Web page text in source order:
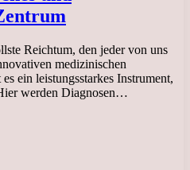
Reichtum, den jeder von uns
medizinischen
ein leistungsstarkes Instrument,
werden Diagnosen…